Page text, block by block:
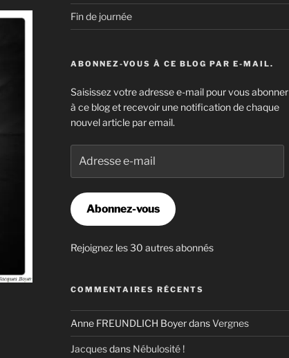
Fin de journée
ABONNEZ-VOUS À CE BLOG PAR E-MAIL.
Saisissez votre adresse e-mail pour vous abonner
à ce blog et recevoir une notification de chaque
nouvel article par email.
mail
Abonnez-vous
Rejoignez les 30 autres abonnés
COMMENTAIRES RÉCENTS
Anne FREUNDLICH BoyerdansVergnes
Jacquesdans Nébulosité !